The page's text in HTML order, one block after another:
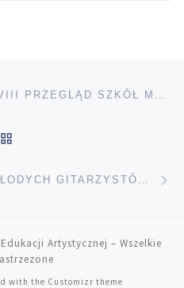
FOTOKRONIKA (3/3) – VIII PRZEGLĄD SZKÓŁ MUZYCZNYCH W PRUCHNIKU
PROGRAM II SPOTKAŃ MŁODYCH GITARZYSTÓW W PRUCHNIKU
Artystycznej – Wszelkie
with the Customizr theme